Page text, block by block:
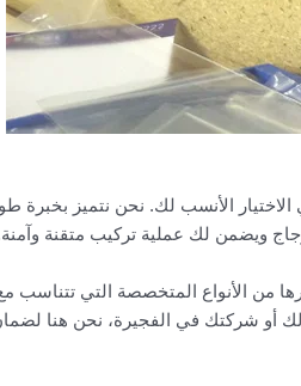
الأنسب لك. نحن نتميز بخبرة
ويضمن لك عملية تركيب متقنة
من الأنواع المتخصصة التي تتناسب
شركتك في الفجيرة، نحن هنا لضمان